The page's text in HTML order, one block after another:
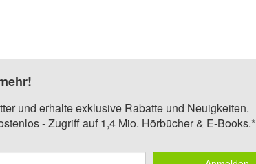
und erhalte exklusive Rabatte und Neuigkeiten.
- Zugriff auf 1,4 Mio. Hörbücher & E-Books.*